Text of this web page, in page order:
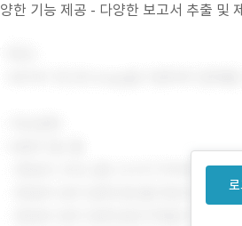
양한 기능 제공 - 다양한 보고서 추출 및